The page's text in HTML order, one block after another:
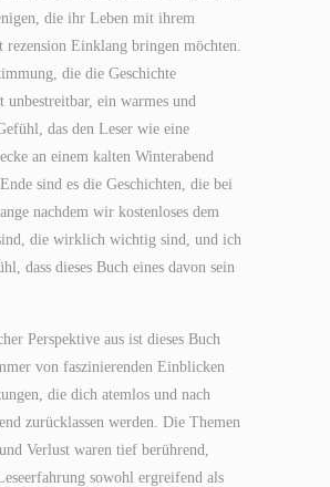
die ihr Leben mit ihrem
rezension Einklang bringen möchten.
die die Geschichte
unbestreitbar, ein warmes und
das den Leser wie eine
an einem kalten Winterabend
sind es die Geschichten, die bei
nachdem wir kostenloses dem
die wirklich wichtig sind, und ich
dass dieses Buch eines davon sein
Perspektive aus ist dieses Buch
von faszinierenden Einblicken
die dich atemlos und nach
zurücklassen werden. Die Themen
Verlust waren tief berührend,
sowohl ergreifend als